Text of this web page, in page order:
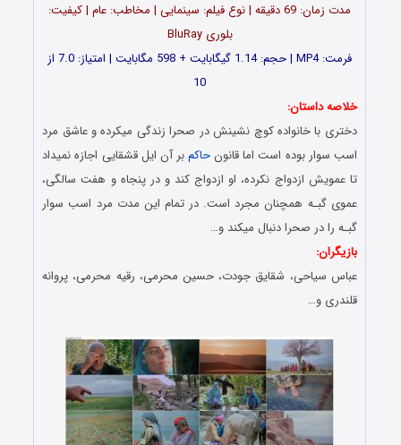
مدت زمان: 69 دقیقه | نوع فیلم: سینمایی | مخاطب: عام | کیفیت:
بلوری BluRay
فرمت: MP4 | حجم: 1.14 گیگابایت + 598 مگابایت | امتیاز: 7.0 از
10
خلاصه داستان:
دختری با خانواده کوچ نشینش در صحرا زندگی میکرده و عاشق مرد
اسب سوار بوده است اما قانون حاکمبر آن ایل قشقایی اجازه نمیداد
تا عمویش ازدواج نکرده، او ازدواج کند و در پنجاه و هفت سالگی،
عموی گبـه همچنان مجرد است. در تمام این مدت مرد اسب سوار
گبـه را در صحرا دنبال میکند و…
بازیگران:
عباس سیاحی، شقایق جودت، حسین محرمی، رقیه محرمی، پروانه
قلندری و…